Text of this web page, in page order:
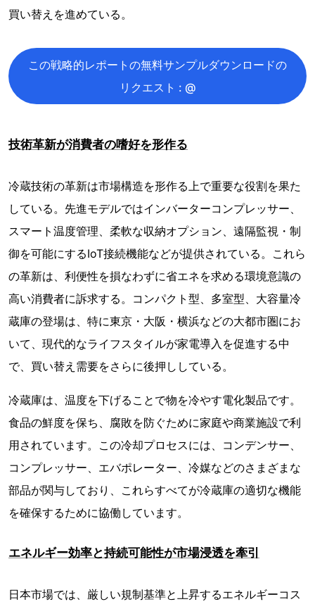
買い替えを進めている。
この戦略的レポートの無料サンプルダウンロードの
リクエスト : @
技術革新が消費者の嗜好を形作る
冷蔵技術の革新は市場構造を形作る上で重要な役割を果た
している。先進モデルではインバーターコンプレッサー、
スマート温度管理、柔軟な収納オプション、遠隔監視・制
御を可能にするIoT接続機能などが提供されている。これら
の革新は、利便性を損なわずに省エネを求める環境意識の
高い消費者に訴求する。コンパクト型、多室型、大容量冷
蔵庫の登場は、特に東京・大阪・横浜などの大都市圏にお
いて、現代的なライフスタイルが家電導入を促進する中
で、買い替え需要をさらに後押ししている。
冷蔵庫は、温度を下げることで物を冷やす電化製品です。
食品の鮮度を保ち、腐敗を防ぐために家庭や商業施設で利
用されています。この冷却プロセスには、コンデンサー、
コンプレッサー、エバポレーター、冷媒などのさまざまな
部品が関与しており、これらすべてが冷蔵庫の適切な機能
を確保するために協働しています。
エネルギー効率と持続可能性が市場浸透を牽引
日本市場では、厳しい規制基準と上昇するエネルギーコス